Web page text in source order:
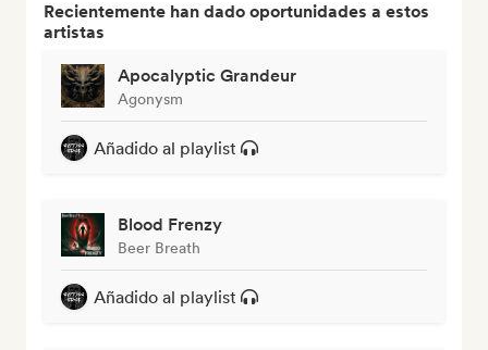
Recientemente han dado oportunidades a estos
artistas
Apocalyptic Grandeur
Agonysm
Añadido al playlist
Blood Frenzy
Beer Breath
Añadido al playlist